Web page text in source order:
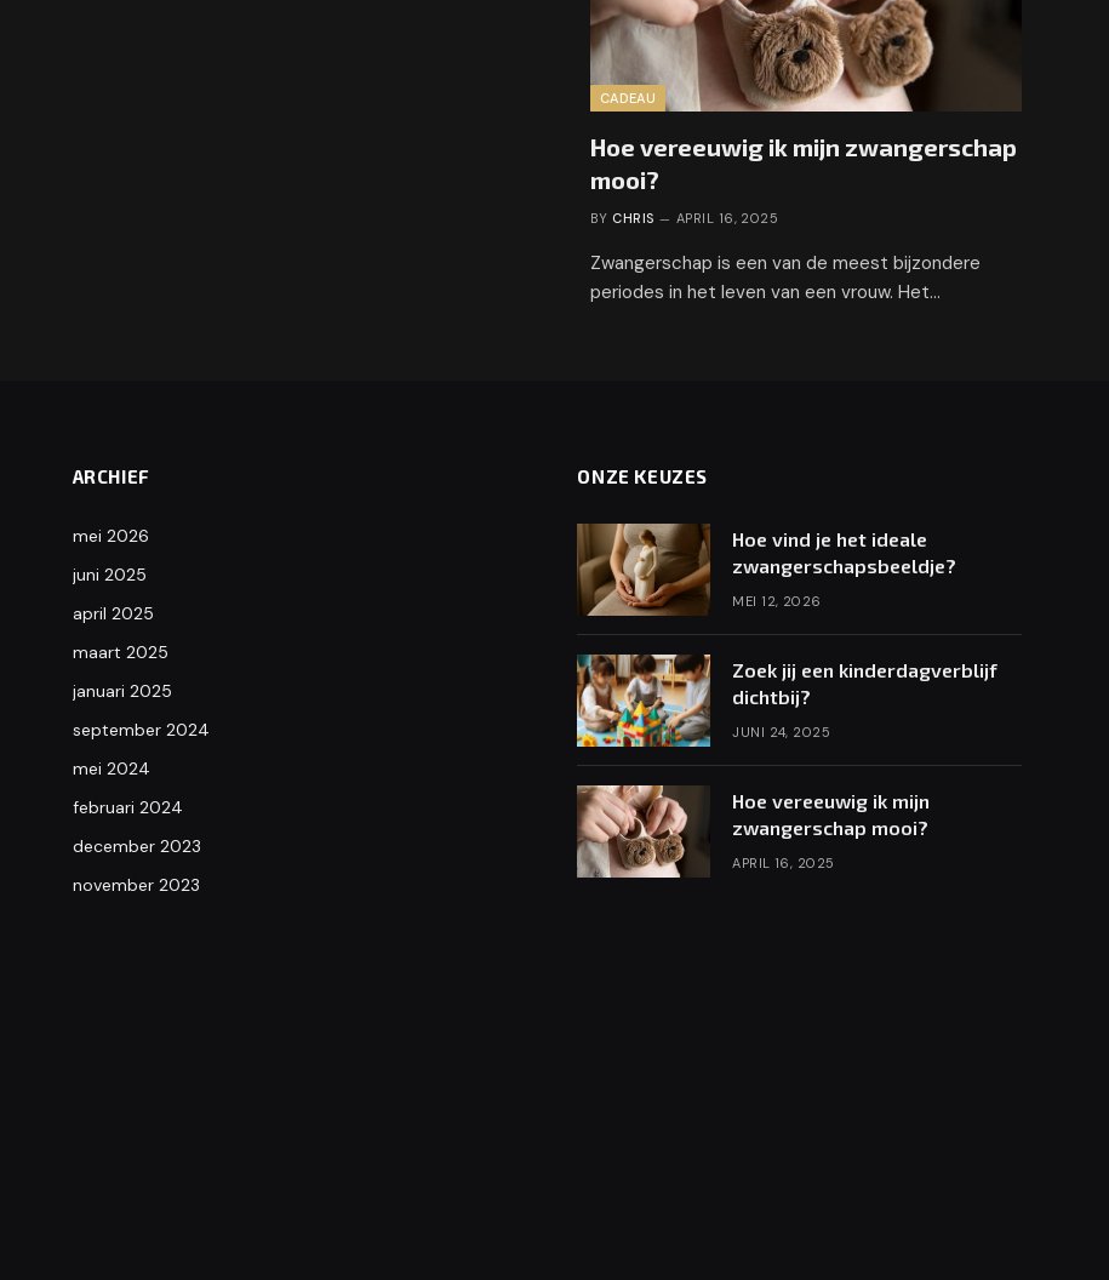
CADEAU
Hoe vereeuwig ik mijn zwangerschap
mooi?
BY CHRIS APRIL 16, 2025
Zwangerschap is een van de meest bijzondere
periodes in het leven van een vrouw. Het…
ARCHIEF
mei 2026
juni 2025
april 2025
maart 2025
januari 2025
september 2024
mei 2024
februari 2024
december 2023
november 2023
ONZE KEUZES
Hoe vind je het ideale
zwangerschapsbeeldje?
MEI 12, 2026
Zoek jij een kinderdagverblijf
dichtbij?
JUNI 24, 2025
Hoe vereeuwig ik mijn
zwangerschap mooi?
APRIL 16, 2025